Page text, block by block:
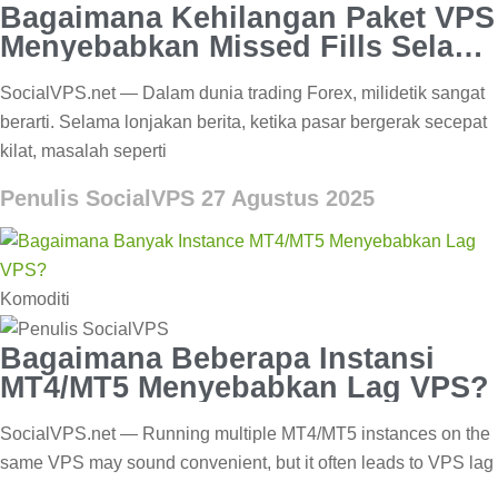
Bagaimana Kehilangan Paket VPS
Menyebabkan Missed Fills Selama
SocialVPS.net — Dalam dunia trading Forex, milidetik sangat
berarti. Selama lonjakan berita, ketika pasar bergerak secepat
kilat, masalah seperti
Penulis SocialVPS 27 Agustus 2025
Komoditi
Bagaimana Beberapa Instansi
MT4/MT5 Menyebabkan Lag VPS?
SocialVPS.net — Running multiple MT4/MT5 instances on the
same VPS may sound convenient, but it often leads to VPS lag